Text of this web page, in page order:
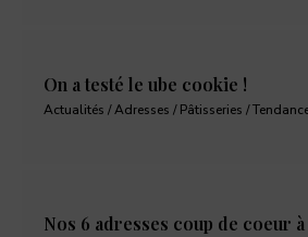
On a testé le ube cookie !
Actualités / Adresses / Pâtisseries /
Nos 6 adresses coup de coeur